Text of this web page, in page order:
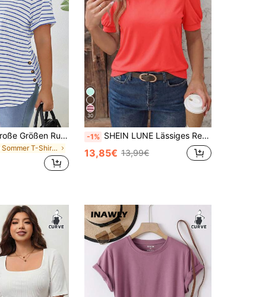
SHEIN LUNE Große Größen Rundhals gestreiftes bedrucktes Kurzarm Lässig Alltags Herbst T-Shirt für Reisen, Flughafen, Valentinstag, Urlaub, Frauen, Ausgehen Oberteile, Geschäftlich Lässig Frau, Sommer, Süße Shirts, Büro Geschäftlich Lässig Frau
in Sommer T-Shirts in Übergröße
30
-1% SHEIN LUNE Lässiges Retro Basis Bubble Kurzarm Rundhals Neon Rot Basis Große Größen T-Shirt
13,85€ 13,99€